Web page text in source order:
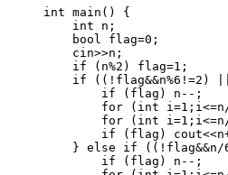
int main () {
int n;
bool
flag=0 ;
cin>>n;
if (n%2 ) flag=1 ;
if (( ! flag&&n%6 !=2 )
if (flag) n -- ;
for ( int i =1 ;i <=n
for ( int i =1 ;i <=n
if (flag) cout<<n
} else if (( ! flag&&n /
if (flag) n -- ;